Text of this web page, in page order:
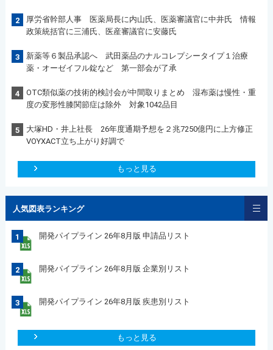
2
厚労省幹部人事 医薬局長に内山氏、医薬審議官に中井氏 情報
政策統括官に三浦氏、医産審議官に安藤氏
3
新薬等６製品承認へ 武田薬品のナルコレプシータイプ１治療
薬・オーゼイフル錠など 第一部会が了承
4
OTC類似薬の技術的検討会が中間取りまとめ 湿布薬は慢性・重
度の変形性膝関節症は除外 対象1042品目
5
大塚HD・井上社長 26年度通期予想を２兆7250億円に上方修正
VOYXACT立ち上がり好調で
もっと見る
人気図表ランキング
1 開発パイプライン 26年8月版 申請品リスト
2 開発パイプライン 26年8月版 企業別リスト
3 開発パイプライン 26年8月版 疾患別リスト
もっと見る